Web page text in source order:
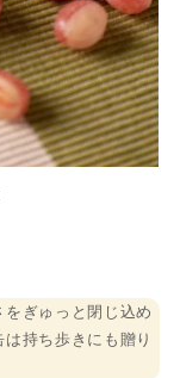
ぎゅっと閉じ込め
持ち歩きにも贈り